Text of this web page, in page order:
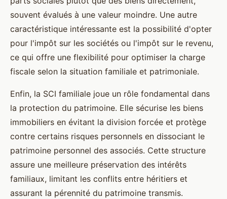
souvent évalués à une valeur moindre. Une autre
caractéristique intéressante est la possibilité d'opter
pour l'impôt sur les sociétés ou l'impôt sur le revenu,
ce qui offre une flexibilité pour optimiser la charge
fiscale selon la situation familiale et patrimoniale.
Enfin, la SCI familiale joue un rôle fondamental dans
la protection du patrimoine. Elle sécurise les biens
immobiliers en évitant la division forcée et protège
contre certains risques personnels en dissociant le
patrimoine personnel des associés. Cette structure
assure une meilleure préservation des intérêts
familiaux, limitant les conflits entre héritiers et
assurant la pérennité du patrimoine transmis.